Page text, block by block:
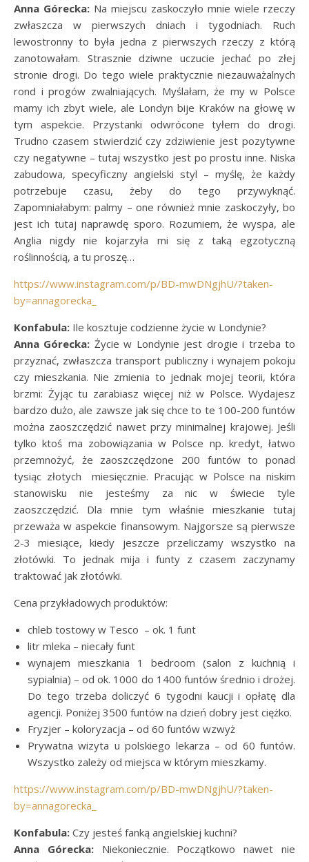
Anna Górecka: Na miejscu zaskoczyło mnie wiele rzeczy
zwłaszcza w pierwszych dniach i tygodniach. Ruch
lewostronny to była jedna z pierwszych rzeczy z którą
zanotowałam. Strasznie dziwne uczucie jechać po złej
stronie drogi. Do tego wiele praktycznie niezauważalnych
rond i progów zwalniających. Myślałam, że my w Polsce
mamy ich zbyt wiele, ale Londyn bije Kraków na głowę w
tym aspekcie. Przystanki odwrócone tyłem do drogi.
Trudno czasem stwierdzić czy zdziwienie jest pozytywne
czy negatywne – tutaj wszystko jest po prostu inne. Niska
zabudowa, specyficzny angielski styl – myślę, że każdy
potrzebuje czasu, żeby do tego przywyknąć.
Zapomniałabym: palmy – one również mnie zaskoczyły, bo
jest ich tutaj naprawdę sporo. Rozumiem, że wyspa, ale
Anglia nigdy nie kojarzyła mi się z taką egzotyczną
roślinnością, a tu proszę…
https://www.instagram.com/p/BD-mwDNgjhU/?taken-
by=annagorecka_
Konfabula: Ile kosztuje codzienne życie w Londynie?
Anna Górecka: Życie w Londynie jest drogie i trzeba to
przyznać, zwłaszcza transport publiczny i wynajem pokoju
czy mieszkania. Nie zmienia to jednak mojej teorii, która
brzmi: Żyjąc tu zarabiasz więcej niż w Polsce. Wydajesz
bardzo dużo, ale zawsze jak się chce to te 100-200 funtów
można zaoszczędzić nawet przy minimalnej krajowej. Jeśli
tylko ktoś ma zobowiązania w Polsce np. kredyt, łatwo
przemnożyć, że zaoszczędzone 200 funtów to ponad
tysiąc złotych miesięcznie. Pracując w Polsce na niskim
stanowisku nie jesteśmy za nic w świecie tyle
zaoszczędzić. Dla mnie tym właśnie mieszkanie tutaj
przeważa w aspekcie finansowym. Najgorsze są pierwsze
2-3 miesiące, kiedy jeszcze przeliczamy wszystko na
złotówki. To jednak mija i funty z czasem zaczynamy
traktować jak złotówki.
Cena przykładowych produktów:
chleb tostowy w Tesco – ok. 1 funt
litr mleka – niecały funt
wynajem mieszkania 1 bedroom (salon z kuchnią i
sypialnia) – od ok. 1000 do 1400 funtów średnio i drożej.
Do tego trzeba doliczyć 6 tygodni kaucji i opłatę dla
agencji. Poniżej 3500 funtów na dzień dobry jest ciężko.
Fryzjer – koloryzacja – od 60 funtów wzwyż
Prywatna wizyta u polskiego lekarza – od 60 funtów.
Wszystko zależy od miejsca w którym mieszkamy.
https://www.instagram.com/p/BD-mwDNgjhU/?taken-
by=annagorecka_
Konfabula: Czy jesteś fanką angielskiej kuchni?
Anna Górecka:Niekoniecznie. Początkowo nawet nie